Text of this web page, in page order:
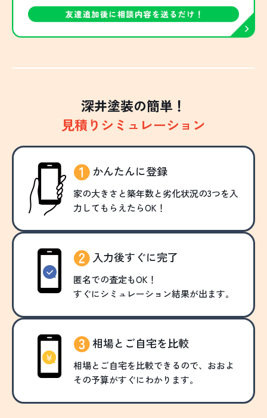
深井塗装の簡単！
見積りシミュレーション
かんたんに登録
家の大きさと築年数と劣化状況の3つを入
力してもらえたらOK！
入力後すぐに完了
匿名での査定もOK！
すぐにシミュレーション結果が出ます。
相場とご自宅を比較
相場とご自宅を比較できるので、おおよ
その予算がすぐにわかります。